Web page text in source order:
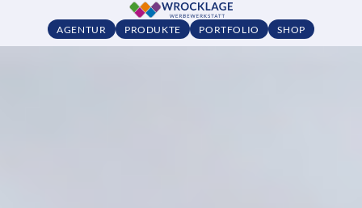
AGENTUR PRODUKTE PORTFOLIO SHOP